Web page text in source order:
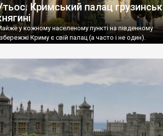
Кримський палац
у кожному населеному пункті на південному
Криму є свій палац (а часто і не один).